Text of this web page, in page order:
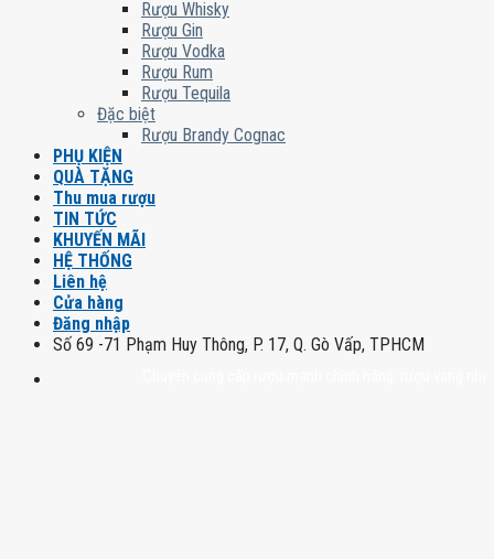
Rượu Whisky
Rượu Gin
Rượu Vodka
Rượu Rum
Rượu Tequila
Đặc biệt
Rượu Brandy Cognac
PHỤ KIỆN
QUÀ TẶNG
Thu mua rượu
TIN TỨC
KHUYẾN MÃI
HỆ THỐNG
Liên hệ
Cửa hàng
Đăng nhập
Số 69 -71 Phạm Huy Thông, P. 17, Q. Gò Vấp, TPHCM